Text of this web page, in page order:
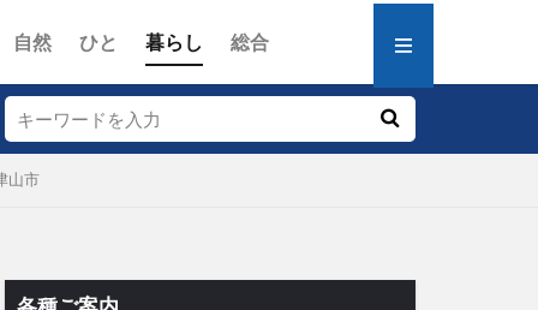
自然 ひと 暮らし 総合
山市